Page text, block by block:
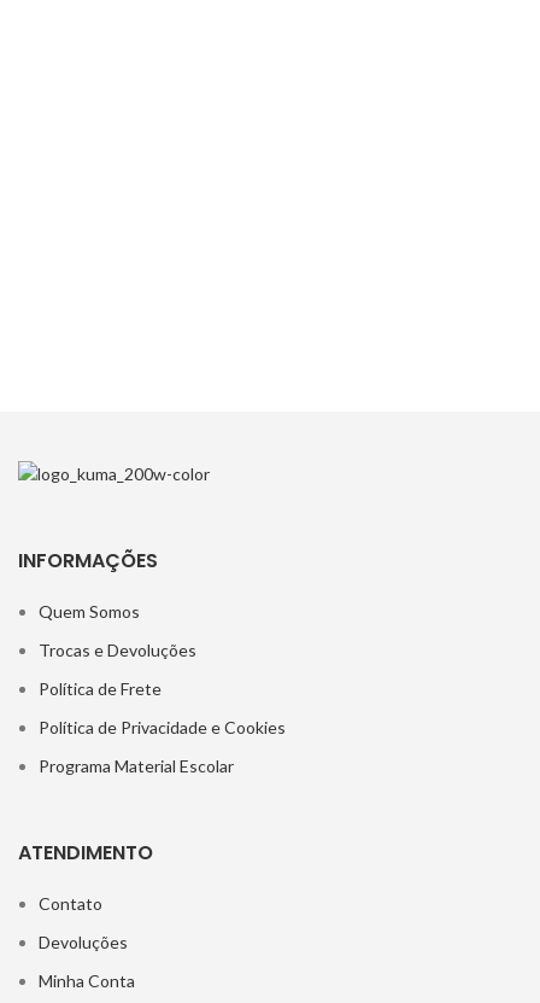
INFORMAÇÕES
Quem Somos
Trocas e Devoluções
Política de Frete
Política de Privacidade e Cookies
Programa Material Escolar
ATENDIMENTO
Contato
Devoluções
Minha Conta